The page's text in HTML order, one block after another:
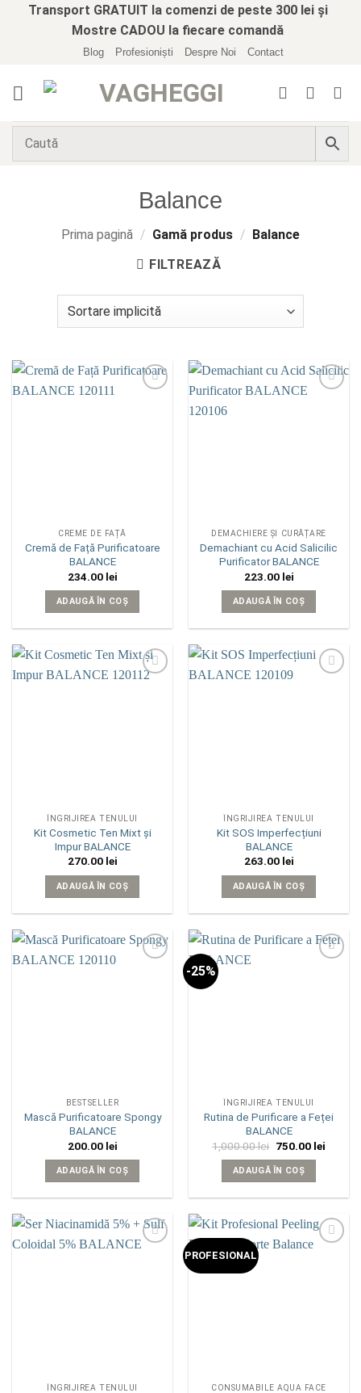
Transport GRATUIT la comenzi de peste 300 lei și
Mostre CADOU la fiecare comandă
Blog Profesioniști Despre Noi Contact
Balance
Prima pagină / Gamă produs /
Balance
FILTREAZĂ
CREME DE FAȚĂ
Cremă de Față Purificatoare
BALANCE
234.00 lei
ADAUGĂ ÎN COȘ
DEMACHIERE ȘI CURĂȚARE
Demachiant cu Acid Salicilic
Purificator BALANCE
223.00 lei
ADAUGĂ ÎN COȘ
ÎNGRIJIREA TENULUI
Kit Cosmetic Ten Mixt și
Impur BALANCE
270.00 lei
ADAUGĂ ÎN COȘ
ÎNGRIJIREA TENULUI
Kit SOS Imperfecțiuni
BALANCE
263.00 lei
ADAUGĂ ÎN COȘ
BESTSELLER
Mască Purificatoare Spongy
BALANCE
200.00 lei
ADAUGĂ ÎN COȘ
-25%
ÎNGRIJIREA TENULUI
Rutina de Purificare a Feței
BALANCE
1,000.00lei Prețul
a
fost:
1,000.00 lei.
750.00 leiPrețul
ADAUGĂ ÎN COȘ
ÎNGRIJIREA TENULUI
PROFESIONAL
CONSUMABILE AQUA FACE